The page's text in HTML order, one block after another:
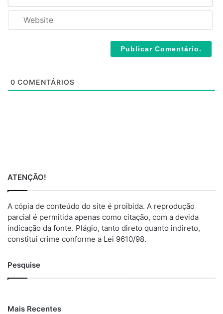
*a
l
0 COMENTÁRIOS
ATENÇÃO!
A cópia de conteúdo do site é proibida. A reprodução
parcial é permitida apenas como citação, com a devida
indicação da fonte. Plágio, tanto direto quanto indireto,
constitui crime conforme a Lei 9610/98.
Pesquise
Mais Recentes